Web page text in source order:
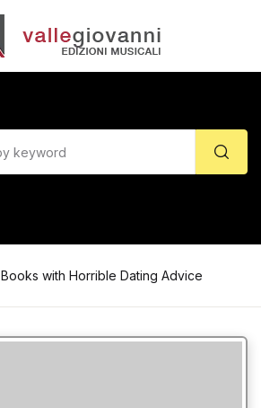
Books with Horrible Dating Advice